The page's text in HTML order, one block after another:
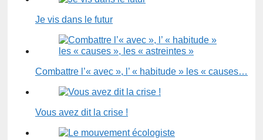
Je vis dans le futur
Combattre l’« avec », l’ « habitude » les « causes…
Vous avez dit la crise !